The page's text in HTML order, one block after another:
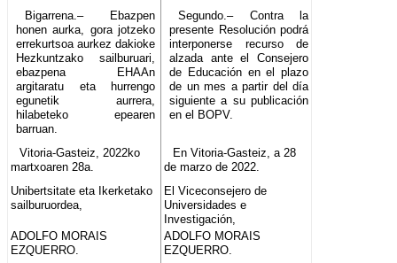
Bigarrena.– Ebazpen
honen aurka, gora jotzeko
errekurtsoa aurkez dakioke
Hezkuntzako sailburuari,
ebazpena EHAAn
argitaratu eta hurrengo
egunetik aurrera,
hilabeteko epearen
barruan.
Segundo.– Contra la
presente Resolución podrá
interponerse recurso de
alzada ante el Consejero
de Educación en el plazo
de un mes a partir del día
siguiente a su publicación
en el BOPV.
Vitoria-Gasteiz, 2022ko
martxoaren 28a.
En Vitoria-Gasteiz, a 28
de marzo de 2022.
Unibertsitate eta Ikerketako
sailburuordea,
El Viceconsejero de
Universidades e
Investigación,
ADOLFO MORAIS
EZQUERRO.
ADOLFO MORAIS
EZQUERRO.